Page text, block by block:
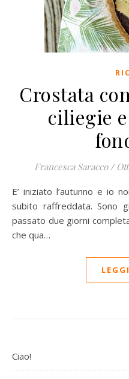
Crostata
ciliegie
Francesca Saracco /
E’ iniziato l’autunno e io non ho perso tempo e mi sono
subito raffreddata. Sono
passato due giorni
che qua…
Ciao!